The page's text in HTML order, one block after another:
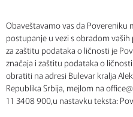
Obaveštavamo vas da
postupanje u vezi s obradom
za zaštitu podataka o ličnosti je
značaja i zaštitu podataka o
obratiti na adresi Bulevar kralja
Republika Srbija, mejlom na
11 3408 900,u nastavku teksta: